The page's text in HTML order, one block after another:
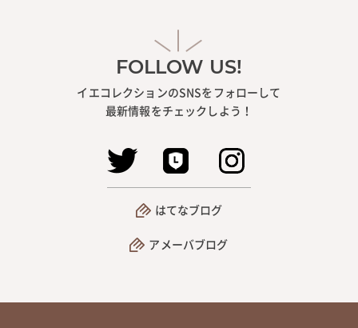
FOLLOW US!
イエコレクションのSNSをフォローして
最新情報をチェックしよう！
はてなブログ
アメーバブログ